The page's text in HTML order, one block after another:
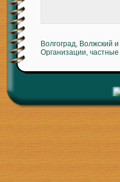
Волгоград, Волжский
Организации,